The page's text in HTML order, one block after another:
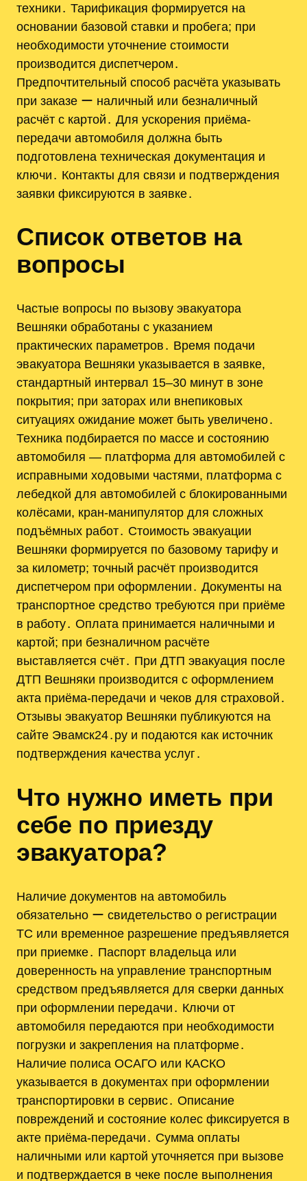
техники․ Тарификация формируется на
основании базовой ставки и пробега; при
необходимости уточнение стоимости
производится диспетчером․
Предпочтительный способ расчёта указывать
при заказе ー наличный или безналичный
расчёт с картой․ Для ускорения приёма-
передачи автомобиля должна быть
подготовлена техническая документация и
ключи․ Контакты для связи и подтверждения
заявки фиксируются в заявке․
Список ответов на
вопросы
Частые вопросы по вызову эвакуатора
Вешняки обработаны с указанием
практических параметров․ Время подачи
эвакуатора Вешняки указывается в заявке,
стандартный интервал 15–30 минут в зоне
покрытия; при заторах или внепиковых
ситуациях ожидание может быть увеличено․
Техника подбирается по массе и состоянию
автомобиля — платформа для автомобилей с
исправными ходовыми частями, платформа с
лебедкой для автомобилей с блокированными
колёсами, кран-манипулятор для сложных
подъёмных работ․ Стоимость эвакуации
Вешняки формируется по базовому тарифу и
за километр; точный расчёт производится
диспетчером при оформлении․ Документы на
транспортное средство требуются при приёме
в работу․ Оплата принимается наличными и
картой; при безналичном расчёте
выставляется счёт․ При ДТП эвакуация после
ДТП Вешняки производится с оформлением
акта приёма-передачи и чеков для страховой․
Отзывы эвакуатор Вешняки публикуются на
сайте Эвамск24․ру и подаются как источник
подтверждения качества услуг․
Что нужно иметь при
себе по приезду
эвакуатора?
Наличие документов на автомобиль
обязательно ー свидетельство о регистрации
ТС или временное разрешение предъявляется
при приемке․ Паспорт владельца или
доверенность на управление транспортным
средством предъявляется для сверки данных
при оформлении передачи․ Ключи от
автомобиля передаются при необходимости
погрузки и закрепления на платформе․
Наличие полиса ОСАГО или КАСКО
указывается в документах при оформлении
транспортировки в сервис․ Описание
повреждений и состояние колес фиксируется в
акте приёма-передачи․ Сумма оплаты
наличными или картой уточняется при вызове
и подтверждается в чеке после выполнения